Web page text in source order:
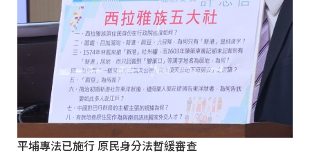
平埔專法已施行 原民身分法暫緩審查